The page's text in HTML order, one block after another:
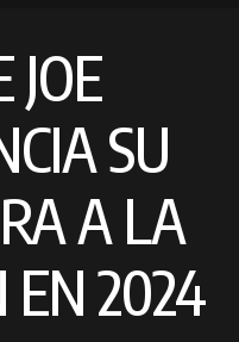
JOE
SU
A LA
EN 2024